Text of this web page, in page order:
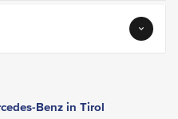
Benz in Tirol